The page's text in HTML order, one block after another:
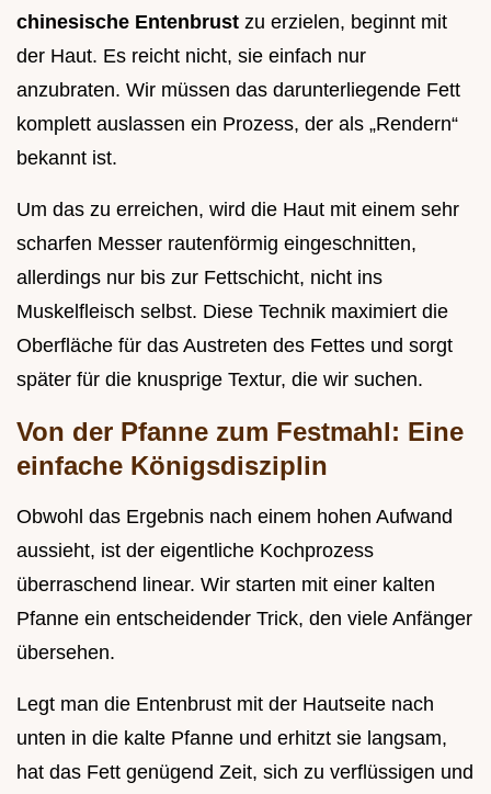
chinesische Entenbrust zu erzielen, beginnt mit
der Haut. Es reicht nicht, sie einfach nur
anzubraten. Wir müssen das darunterliegende Fett
komplett auslassen ein Prozess, der als „Rendern“
bekannt ist.
Um das zu erreichen, wird die Haut mit einem sehr
scharfen Messer rautenförmig eingeschnitten,
allerdings nur bis zur Fettschicht, nicht ins
Muskelfleisch selbst. Diese Technik maximiert die
Oberfläche für das Austreten des Fettes und sorgt
später für die knusprige Textur, die wir suchen.
Von der Pfanne zum Festmahl: Eine
einfache Königsdisziplin
Obwohl das Ergebnis nach einem hohen Aufwand
aussieht, ist der eigentliche Kochprozess
überraschend linear. Wir starten mit einer kalten
Pfanne ein entscheidender Trick, den viele Anfänger
übersehen.
Legt man die Entenbrust mit der Hautseite nach
unten in die kalte Pfanne und erhitzt sie langsam,
hat das Fett genügend Zeit, sich zu verflüssigen und